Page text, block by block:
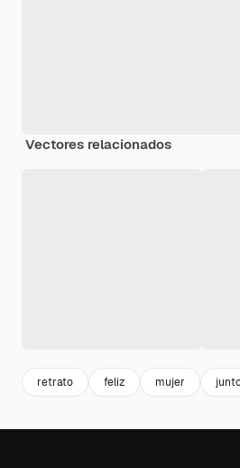
Vectores relacionados
retrato feliz mujer